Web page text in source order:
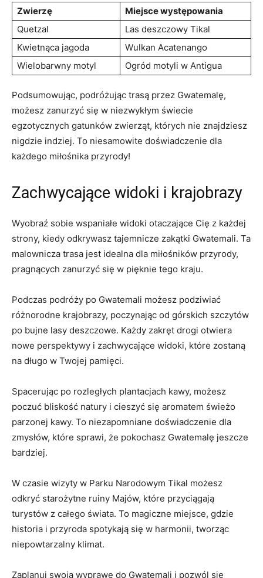
Zwierzę
Miejsce⁢ występowania
Quetzal
Las deszczowy ⁣Tikal
Kwietnąca⁢ jagoda
Wulkan Acatenango
Wielobarwny motyl
Ogród ⁤motyli w Antigua
Podsumowując, podróżując trasą przez Gwatemalę,
możesz zanurzyć się w niezwykłym świecie
egzotycznych‌ gatunków zwierząt, których nie znajdziesz
nigdzie indziej. To ‍niesamowite doświadczenie ⁤dla ​
każdego miłośnika przyrody!
Zachwycające widoki i krajobrazy
Wyobraź sobie ​wspaniałe widoki otaczające ⁣Cię z każdej
strony, kiedy odkrywasz tajemnicze zakątki Gwatemali. Ta
malownicza‍ trasa jest ​idealna dla miłośników przyrody,
pragnących zanurzyć​ się w pięknie tego‌ kraju.
Podczas podróży po ‍Gwatemali⁢ możesz podziwiać ​
różnorodne⁣ krajobrazy,‌ poczynając od górskich ‌szczytów
po bujne lasy deszczowe. Każdy zakręt drogi otwiera
‍nowe perspektywy i ⁢zachwycające widoki, ⁤które⁣ zostaną
na długo w Twojej ⁣pamięci.
Spacerując​ po rozległych plantacjach kawy, możesz
poczuć bliskość natury i ‍cieszyć⁤ się aromatem świeżo
⁤parzonej kawy. To niezapomniane doświadczenie dla
zmysłów,⁣ które sprawi, że⁣ pokochasz‌ Gwatemalę jeszcze
bardziej.
W⁢ czasie wizyty w Parku Narodowym Tikal ‌możesz⁤
odkryć starożytne ‍ruiny Majów, które przyciągają
turystów⁤ z całego świata.⁤ To magiczne miejsce, gdzie
historia i przyroda spotykają się w harmonii, ⁣tworząc
niepowtarzalny klimat.
Zaplanuj swoją wyprawę ⁣do Gwatemali⁢ i pozwól się